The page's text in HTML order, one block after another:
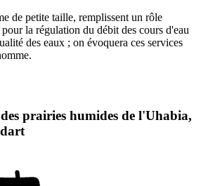
de petite taille, remplissent un rôle
la régulation du débit des cours d'eau
des eaux ; on évoquera ces services
prairies humides de l'Uhabia,